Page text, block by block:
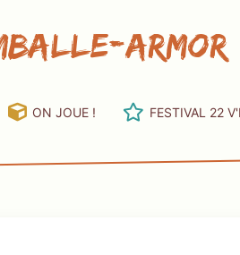
Armor
ON JOUE ! FESTIVAL 22